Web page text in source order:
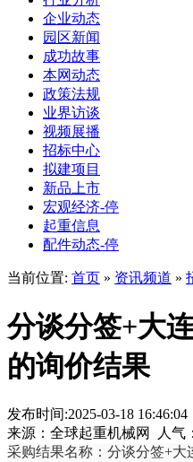
企业动态
园区新闻
成功故事
本网动态
政策法规
业界访谈
视频展播
招标中心
拟建项目
新品上市
宏观经济-停
起重信息
配件动态-停
当前位置: 首页 » 资讯频道 »
分谈分签+大
的询价结果
发布时间:2025-03-18 16:46:04
来源：全球起重机械网 人气
采购结果名称：分谈分签+